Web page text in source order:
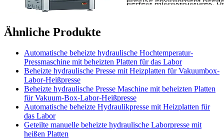
Ähnliche Produkte
Automatische beheizte hydraulische Hochtemperatur-
Pressmaschine mit beheizten Platten für das Labor
Beheizte hydraulische Presse mit Heizplatten für Vakuumbox-
Labor-Heißpresse
Beheizte hydraulische Presse Maschine mit beheizten Platten
für Vakuum-Box-Labor-Heißpresse
Automatische beheizte Hydraulikpresse mit Heizplatten für
das Labor
Geteilte manuelle beheizte hydraulische Laborpresse mit
heißen Platten